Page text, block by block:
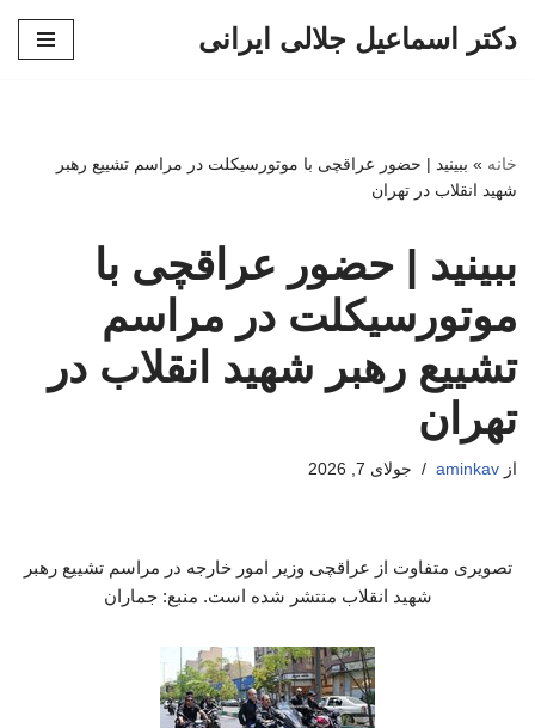
دکتر اسماعیل جلالی ایرانی
خانه » ببینید | حضور عراقچی با موتورسیکلت در مراسم تشییع رهبر
شهید انقلاب در تهران
ببینید | حضور عراقچی با
موتورسیکلت در مراسم
تشییع رهبر شهید انقلاب در
تهران
از aminkav جولای 7, 2026
تصویری متفاوت از عراقچی وزیر امور خارجه در مراسم تشییع رهبر
شهید انقلاب منتشر شده است. منبع: جماران